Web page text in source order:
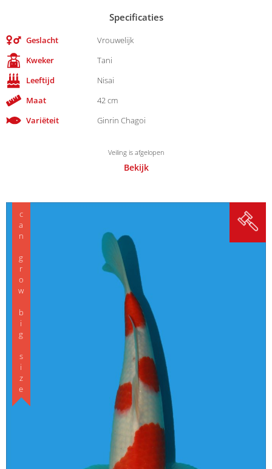
Specificaties
Geslacht
Vrouwelijk
Kweker
Tani
Leeftijd
Nisai
Maat
42 cm
Variëteit
Ginrin Chagoi
Veiling is afgelopen
Bekijk
can grow big size